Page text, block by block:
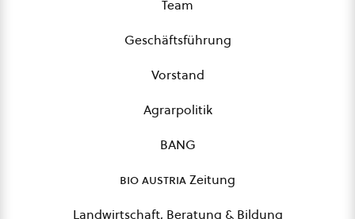
Team
Geschäftsführung
Vorstand
Agrarpolitik
BANG
bio austriaZeitung
Landwirtschaft, Beratung & Bildung